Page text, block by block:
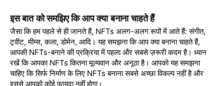
इस बात को समझिए कि आप क्या बनाना चाहते हैं
जैसा कि हम पहले से ही जानते हैं, NFTs अलग-अलग रूपों में आते हैं: संगीत,
ट्वीट, मीम्स, कला, डोमेन, आदि। यह समझना कि आप क्या बनाना चाहते हैं,
आपकी NFTs-बनाने की प्रक्रिया में पहला और सबसे ज़रूरी कदम है। ध्यान
रखें कि आपका NFTs कितना मूल्यवान और अनूठा है। आपको यह समझना
चाहिए कि सिर्फ निर्माण के लिए NFTs बनाना सबसे अच्छा विकल्प नहीं है और
इससे आपको कोई फायदा नहीं होगा।